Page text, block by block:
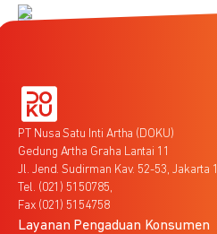
PT Nusa Satu Inti Artha (DOKU)
Gedung Artha Graha Lantai 11
Jl. Jend. Sudirman Kav. 52-53, Jakarta
Tel. (021) 5150785,
Fax (021) 5154758
Layanan Pengaduan Konsumen